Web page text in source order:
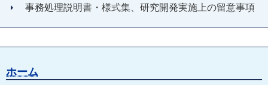
事務処理説明書・様式集、研究開発実施上の留意事項
ホーム